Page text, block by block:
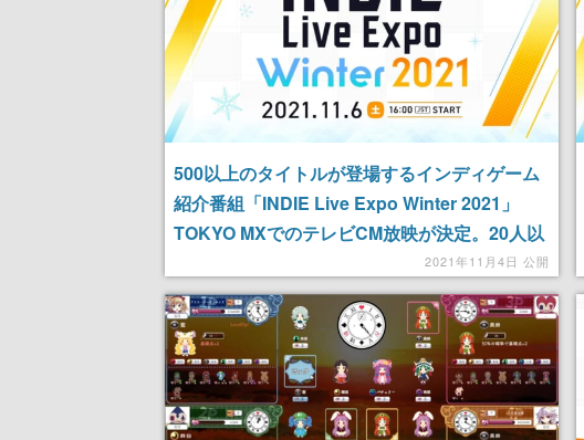
500以上のタイトルが登場するインディゲーム
紹介番組「INDIE Live Expo Winter 2021」
TOKYO MXでのテレビCM放映が決定。20人以
上の配信者による応援放送も実施2021年11月4日 公開